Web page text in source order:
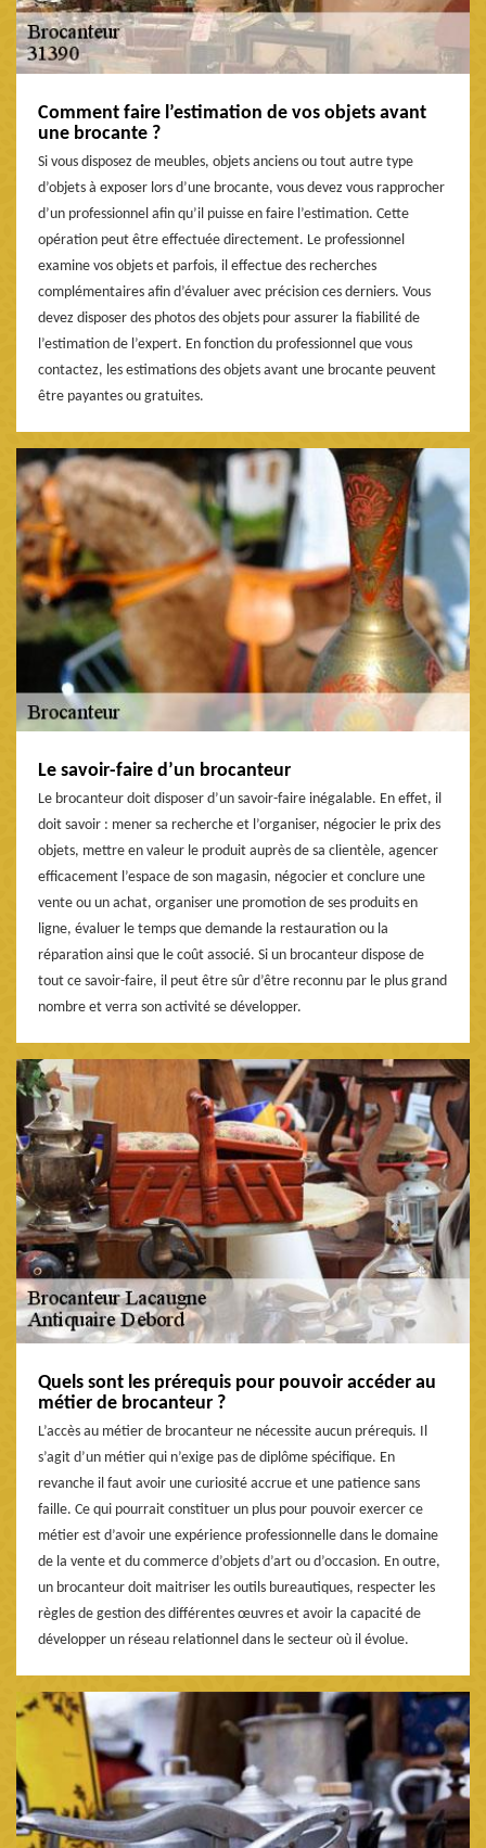
Comment faire l’estimation de vos objets avant
une brocante ?
Si vous disposez de meubles, objets anciens ou tout autre type
d’objets à exposer lors d’une brocante, vous devez vous rapprocher
d’un professionnel afin qu’il puisse en faire l’estimation. Cette
opération peut être effectuée directement. Le professionnel
examine vos objets et parfois, il effectue des recherches
complémentaires afin d’évaluer avec précision ces derniers. Vous
devez disposer des photos des objets pour assurer la fiabilité de
l’estimation de l’expert. En fonction du professionnel que vous
contactez, les estimations des objets avant une brocante peuvent
être payantes ou gratuites.
Le savoir-faire d’un brocanteur
Le brocanteur doit disposer d’un savoir-faire inégalable. En effet, il
doit savoir : mener sa recherche et l’organiser, négocier le prix des
objets, mettre en valeur le produit auprès de sa clientèle, agencer
efficacement l’espace de son magasin, négocier et conclure une
vente ou un achat, organiser une promotion de ses produits en
ligne, évaluer le temps que demande la restauration ou la
réparation ainsi que le coût associé. Si un brocanteur dispose de
tout ce savoir-faire, il peut être sûr d’être reconnu par le plus grand
nombre et verra son activité se développer.
Quels sont les prérequis pour pouvoir accéder au
métier de brocanteur ?
L’accès au métier de brocanteur ne nécessite aucun prérequis. Il
s’agit d’un métier qui n’exige pas de diplôme spécifique. En
revanche il faut avoir une curiosité accrue et une patience sans
faille. Ce qui pourrait constituer un plus pour pouvoir exercer ce
métier est d’avoir une expérience professionnelle dans le domaine
de la vente et du commerce d’objets d’art ou d’occasion. En outre,
un brocanteur doit maitriser les outils bureautiques, respecter les
règles de gestion des différentes œuvres et avoir la capacité de
développer un réseau relationnel dans le secteur où il évolue.